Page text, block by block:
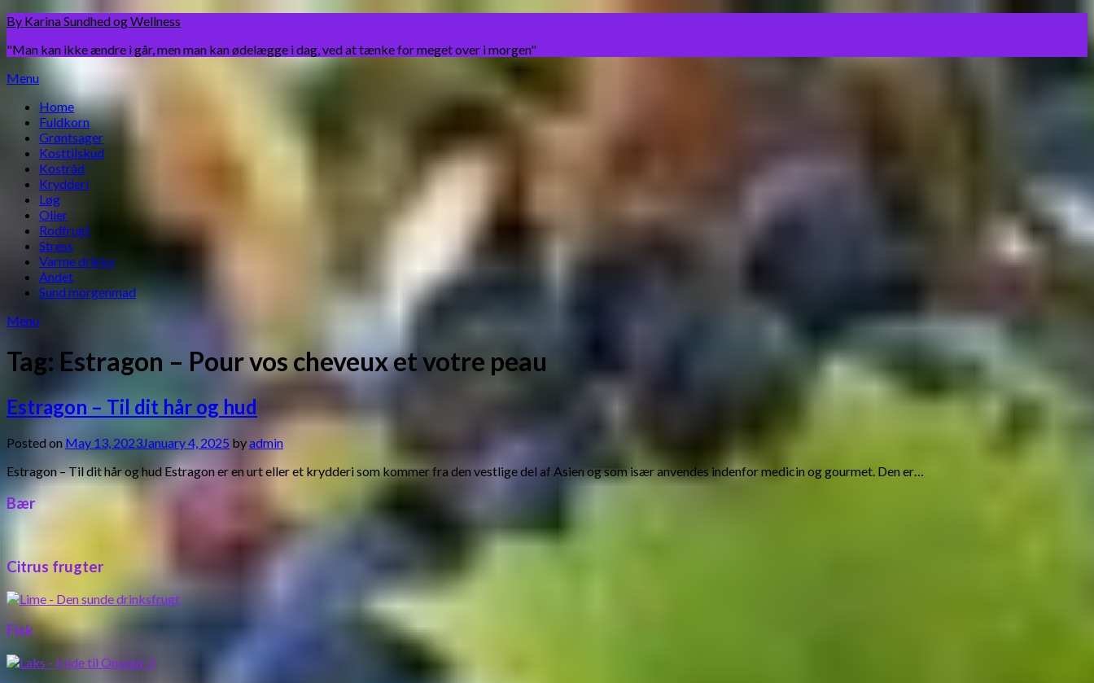
Skip
content
By Karina Sundhed og Wellness
"Man kan ikke ændre i går, men man kan ødelægge i dag, ved at tænke for meget over i morgen"
Menu
Home
Fuldkorn
Grøntsager
Kosttilskud
Kostråd
Krydderi
Løg
Olier
Rodfrugt
Stress
Varme drikke
Andet
Sund morgenmad
Menu
Tag: Estragon – Pour vos cheveux et votre peau
Estragon – Til dit hår og hud
Posted on May 13, 2023January 4, 2025 byadmin
Estragon – Til dit hår og hud Estragon er en urt eller et krydderi som kommer fra den vestlige del af Asien og som især anvendes indenfor medicin og gourmet. Den er…
Bær
Citrus frugter
Fisk